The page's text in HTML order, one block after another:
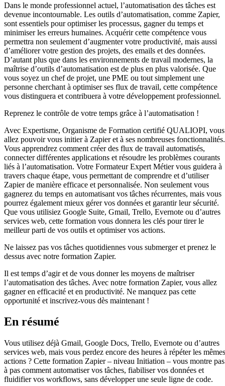
Dans le monde professionnel actuel, l’automatisation des tâches est
devenue incontournable. Les outils d’automatisation, comme Zapier,
sont essentiels pour optimiser les processus, gagner du temps et
minimiser les erreurs humaines. Acquérir cette compétence vous
permettra non seulement d’augmenter votre productivité, mais aussi
d’améliorer votre gestion des projets, des emails et des données.
D’autant plus que dans les environnements de travail modernes, la
maîtrise d’outils d’automatisation est de plus en plus valorisée. Que
vous soyez un chef de projet, une PME ou tout simplement une
personne cherchant à optimiser ses flux de travail, cette compétence
vous distinguera et contribuera à votre développement professionnel.
Reprenez le contrôle de votre temps grâce à l’automatisation !
Avec Expertisme, Organisme de Formation certifié QUALIOPI, vous
allez pouvoir vous initier à Zapier et à ses nombreuses fonctionnalités.
Vous apprendrez comment créer des flux de travail automatisés,
connecter différentes applications et résoudre les problèmes courants
liés à l’automatisation. Votre Formateur Expert Métier vous guidera à
travers chaque étape, vous permettant de comprendre et d’utiliser
Zapier de manière efficace et personnalisée. Non seulement vous
gagnerez du temps en automatisant vos tâches récurrentes, mais vous
pourrez également mieux gérer vos données et garantir leur sécurité.
Que vous utilisiez Google Suite, Gmail, Trello, Evernote ou d’autres
services web, cette formation vous donnera les clés pour tirer le
meilleur parti de vos outils et optimiser vos actions.
Ne laissez pas vos tâches quotidiennes vous submerger et prenez le
dessus avec notre formation Zapier.
Il est temps d’agir et de vous donner les moyens de maîtriser
l’automatisation des tâches. Avec notre formation Zapier, vous allez
gagner en efficacité et en productivité. Ne manquez pas cette
opportunité et inscrivez-vous dès maintenant !
En résumé
Vous utilisez déjà Gmail, Google Docs, Trello, Evernote ou d’autres
services web, mais vous perdez encore des heures à répéter les mêmes
actions ? Cette formation Zapier – niveau Initiation – vous montre pas
à pas comment automatiser vos tâches, fiabiliser vos données et
fluidifier vos workflows, sans développer une seule ligne de code.